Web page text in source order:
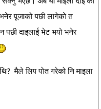
पूजाको पछी लागेको त
दाइलाई भेट भयो भनेर
मैले लिप पोत गरेको नि माइला